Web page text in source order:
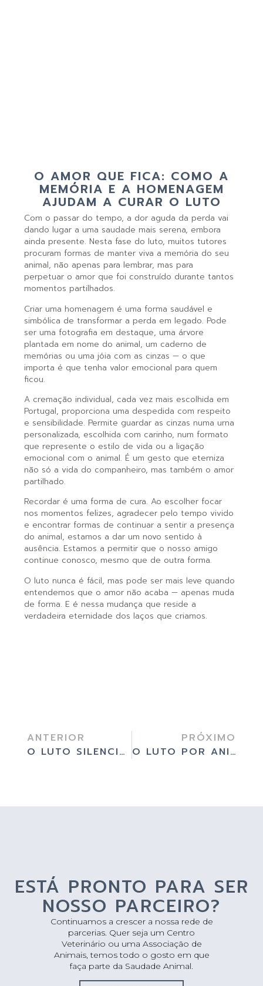
O AMOR QUE FICA: COMO A
MEMÓRIA E A HOMENAGEM
AJUDAM A CURAR O LUTO
Com o passar do tempo, a dor aguda da perda vai
dando lugar a uma saudade mais serena, embora
ainda presente. Nesta fase do luto, muitos tutores
procuram formas de manter viva a memória do seu
animal, não apenas para lembrar, mas para
perpetuar o amor que foi construído durante tantos
momentos partilhados.
Criar uma homenagem é uma forma saudável e
simbólica de transformar a perda em legado. Pode
ser uma fotografia em destaque, uma árvore
plantada em nome do animal, um caderno de
memórias ou uma jóia com as cinzas — o que
importa é que tenha valor emocional para quem
ficou.
A cremação individual, cada vez mais escolhida em
Portugal, proporciona uma despedida com respeito
e sensibilidade. Permite guardar as cinzas numa urna
personalizada, escolhida com carinho, num formato
que represente o estilo de vida ou a ligação
emocional com o animal. É um gesto que eterniza
não só a vida do companheiro, mas também o amor
partilhado.
Recordar é uma forma de cura. Ao escolher focar
nos momentos felizes, agradecer pelo tempo vivido
e encontrar formas de continuar a sentir a presença
do animal, estamos a dar um novo sentido à
ausência. Estamos a permitir que o nosso amigo
continue conosco, mesmo que de outra forma.
O luto nunca é fácil, mas pode ser mais leve quando
entendemos que o amor não acaba — apenas muda
de forma. E é nessa mudança que reside a
verdadeira eternidade dos laços que criamos.
ANTERIOR
O LUTO SILENCIOSO: PORQUE É QUE A DESPEDIDA DE UM ANIMAL MERECE RESPEITO E RITUAL
PRÓXIMO
O LUTO POR ANIMAIS EXÓTICOS: UMA DESPEDIDA QUE MERECE RESPEITO
ESTÁ PRONTO PARA SER
NOSSO PARCEIRO?
Continuamos a crescer a nossa rede de
parcerias. Quer seja um Centro
Veterinário ou uma Associação de
Animais, temos todo o gosto em que
faça parte da Saudade Animal.